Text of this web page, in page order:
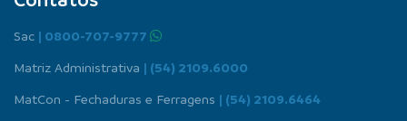
Sac | 0800-707-9777
Matriz Administrativa | (54) 2109.6000
MatCon - Fechaduras e Ferragens | (54) 2109.6464